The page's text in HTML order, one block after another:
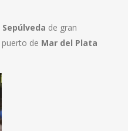
Sepúlveda de gran
de Mar del Plata